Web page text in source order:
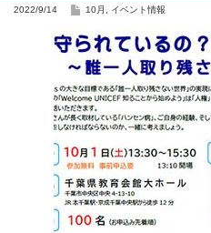
2022/9/14 10月 イベント情報